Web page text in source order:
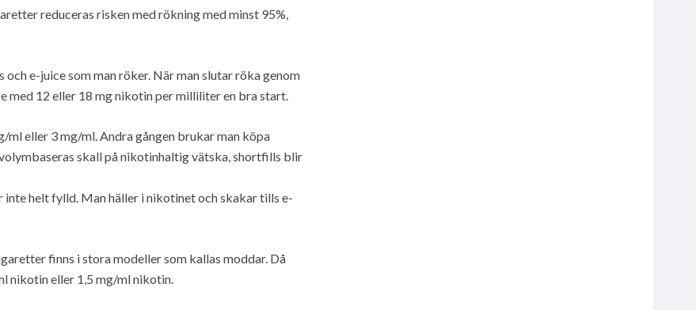
reduceras risken med rökning med minst 95%,
e-juice som man röker. När man slutar röka genom
med 12 eller 18 mg nikotin per milliliter en bra start.
eller 3 mg/ml. Andra gången brukar man köpa
skall på nikotinhaltig vätska, shortfills blir
helt fylld. Man häller i nikotinet och skakar tills e-
finns i stora modeller som kallas moddar. Då
nikotin eller 1,5 mg/ml nikotin.